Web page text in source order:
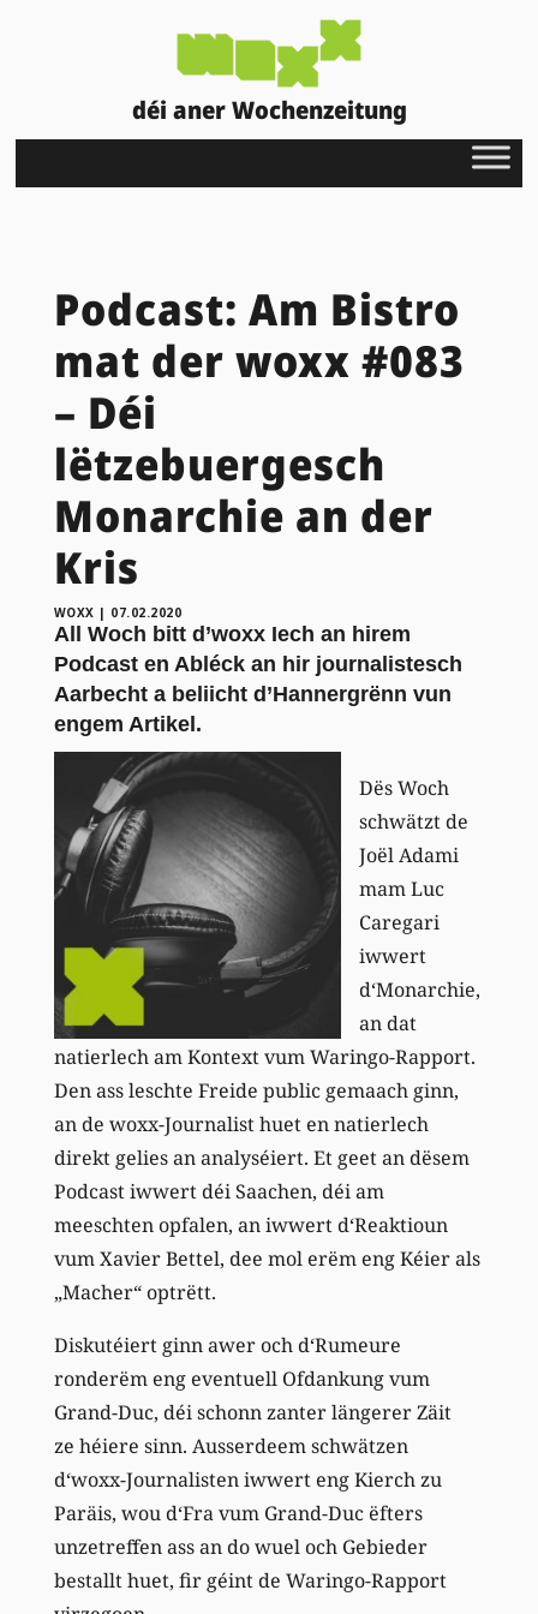
déi aner Wochenzeitung
Podcast: Am Bistro
mat der woxx #083
– Déi
lëtzebuergesch
Monarchie an der
Kris
WOXX | 07.02.2020
All Woch bitt d’woxx Iech an hirem
Podcast en Abléck an hir journalistesch
Aarbecht a beliicht d’Hannergrënn vun
engem Artikel.
Dës Woch
schwätzt de
Joël Adami
mam Luc
Caregari
iwwert
d‘Monarchie,
an dat
natierlech am Kontext vum Waringo-Rapport.
Den ass leschte Freide public gemaach ginn,
an de woxx-Journalist huet en natierlech
direkt gelies an analyséiert. Et geet an dësem
Podcast iwwert déi Saachen, déi am
meeschten opfalen, an iwwert d‘Reaktioun
vum Xavier Bettel, dee mol erëm eng Kéier als
„Macher“ optrëtt.
Diskutéiert ginn awer och d‘Rumeure
ronderëm eng eventuell Ofdankung vum
Grand-Duc, déi schonn zanter längerer Zäit
ze héiere sinn. Ausserdeem schwätzen
d‘woxx-Journalisten iwwert eng Kierch zu
Paräis, wou d‘Fra vum Grand-Duc ëfters
unzetreffen ass an do wuel och Gebieder
bestallt huet, fir géint de Waringo-Rapport